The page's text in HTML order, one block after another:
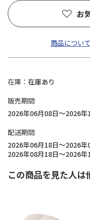
お
商品につい
在庫
在庫あり
販売期間
2026年06月08日～2026年
配送期間
2026年06月18日～2026年
2026年08月18日～2026年
この商品を見た人は